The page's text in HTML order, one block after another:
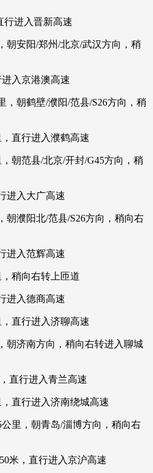
行进入晋新高速
朝安阳/郑州/北京/武汉方向，稍
入京港澳高速
，朝鹤壁/濮阳/范县/S26方向，稍
直行进入濮鹤高速
朝范县/北京/开封/G45方向，稍
进入大广高速
朝濮阳北/范县/S26方向，稍向右
进入范辉高速
稍向右转上匝道
进入德商高速
直行进入济聊高速
朝济南方向，稍向右转进入聊城
直行进入青兰高速
直行进入济南绕城高速
里，朝青岛/淄博方向，稍向右
米，直行进入京沪高速